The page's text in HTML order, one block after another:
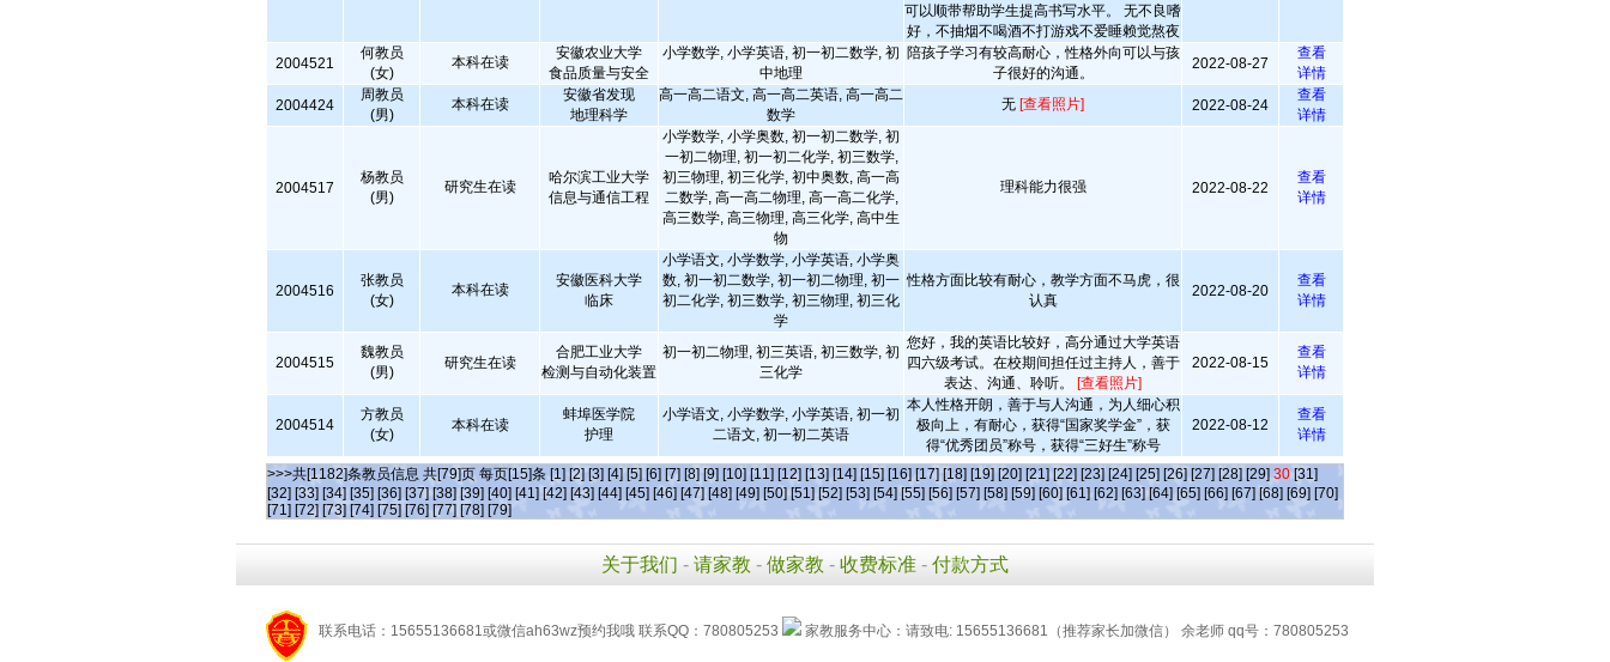
可以顺带帮助学生提高书写水平。 无不良嗜
好，不抽烟不喝酒不打游戏不爱睡赖觉熬夜
2004521
何教员
(女)
本科在读
安徽农业大学
食品质量与安全
小学数学, 小学英语, 初一初二数学, 初
中地理
陪孩子学习有较高耐心，性格外向可以与孩
子很好的沟通。
2022-08-27
查看
详情
2004424
周教员
(男)
本科在读
安徽省发现
地理科学
高一高二语文, 高一高二英语, 高一高二
数学
无 [查看照片] 2022-08-24
查看
详情
2004517
杨教员
(男)
研究生在读
哈尔滨工业大学
信息与通信工程
小学数学, 小学奥数, 初一初二数学, 初
一初二物理, 初一初二化学, 初三数学,
初三物理, 初三化学, 初中奥数, 高一高
二数学, 高一高二物理, 高一高二化学,
高三数学, 高三物理, 高三化学, 高中生
物
理科能力很强 2022-08-22
查看
详情
2004516
张教员
(女)
本科在读
安徽医科大学
临床
小学语文, 小学数学, 小学英语, 小学奥
数, 初一初二数学, 初一初二物理, 初一
初二化学, 初三数学, 初三物理, 初三化
学
性格方面比较有耐心，教学方面不马虎，很
认真
2022-08-20
查看
详情
2004515
魏教员
(男)
研究生在读
合肥工业大学
检测与自动化装置
初一初二物理, 初三英语, 初三数学, 初
三化学
您好，我的英语比较好，高分通过大学英语
四六级考试。在校期间担任过主持人，善于
表达、沟通、聆听。 [查看照片]
2022-08-15
查看
详情
2004514
方教员
(女)
本科在读
蚌埠医学院
护理
小学语文, 小学数学, 小学英语, 初一初
二语文, 初一初二英语
本人性格开朗，善于与人沟通，为人细心积
极向上，有耐心，获得“国家奖学金”，获
得“优秀团员”称号，获得“三好生”称号
2022-08-12
查看
详情
>>>共[1182]条教员信息 共[79]页 每页[15]条 [1] [2] [3] [4] [5] [6] [7] [8] [9] [10] [11] [12] [13] [14] [15] [16] [17] [18] [19] [20] [21] [22] [23] [24] [25] [26] [27] [28] [29] 30 [31]
[32] [33] [34] [35] [36] [37] [38] [39] [40] [41] [42] [43] [44] [45] [46] [47] [48] [49] [50] [51] [52] [53] [54] [55] [56] [57] [58] [59] [60] [61] [62] [63] [64] [65] [66] [67] [68] [69] [70]
[71] [72] [73] [74] [75] [76] [77] [78] [79]
关于我们 - 请家教 - 做家教 - 收费标准 - 付款方式
联系电话：15655136681或微信ah63wz预约我哦 联系QQ：780805253 家教服务中心：请致电: 15655136681（推荐家长加微信） 余老师 qq号：780805253